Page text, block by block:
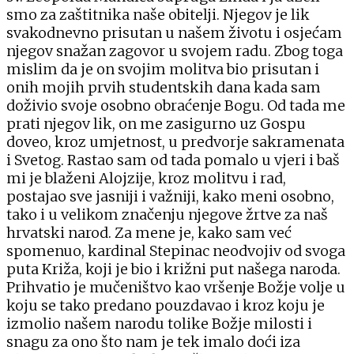
smo za zaštitnika naše obitelji. Njegov je lik
svakodnevno prisutan u našem životu i osjećam
njegov snažan zagovor u svojem radu. Zbog toga
mislim da je on svojim molitva bio prisutan i
onih mojih prvih studentskih dana kada sam
doživio svoje osobno obraćenje Bogu. Od tada me
prati njegov lik, on me zasigurno uz Gospu
doveo, kroz umjetnost, u predvorje sakramenata
i Svetog. Rastao sam od tada pomalo u vjeri i baš
mi je blaženi Alojzije, kroz molitvu i rad,
postajao sve jasniji i važniji, kako meni osobno,
tako i u velikom značenju njegove žrtve za naš
hrvatski narod. Za mene je, kako sam već
spomenuo, kardinal Stepinac neodvojiv od svoga
puta Križa, koji je bio i križni put našega naroda.
Prihvatio je mučeništvo kao vršenje Božje volje u
koju se tako predano pouzdavao i kroz koju je
izmolio našem narodu tolike Božje milosti i
snagu za ono što nam je tek imalo doći iza